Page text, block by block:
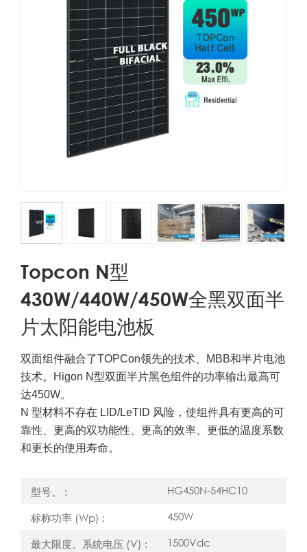
Topcon N型
430W/440W/450W全黑双面半
片太阳能电池板
双面组件融合了TOPCon领先的技术、MBB和半片电池
技术。Higon N型双面半片黑色组件的功率输出最高可
达450W。
N 型材料不存在 LID/LeTID 风险，使组件具有更高的可
靠性、更高的双功能性、更高的效率、更低的温度系数
和更长的使用寿命。
型号。 :
HG450N-54HC10
标称功率 (Wp) :
450W
最大限度。系统电压 (V) :
1500Vdc